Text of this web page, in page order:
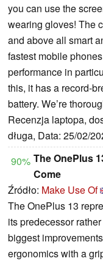
you can use the
wearing gloves! The
and above all smart
fastest mobile
performance in
this, it has a record-
battery. We’re
Recenzja laptopa,
długa, Data: 25/02/
90% The OnePlus
Come
Źródło: Make Use Of
The OnePlus 13
its predecessor
biggest
ergonomics with a